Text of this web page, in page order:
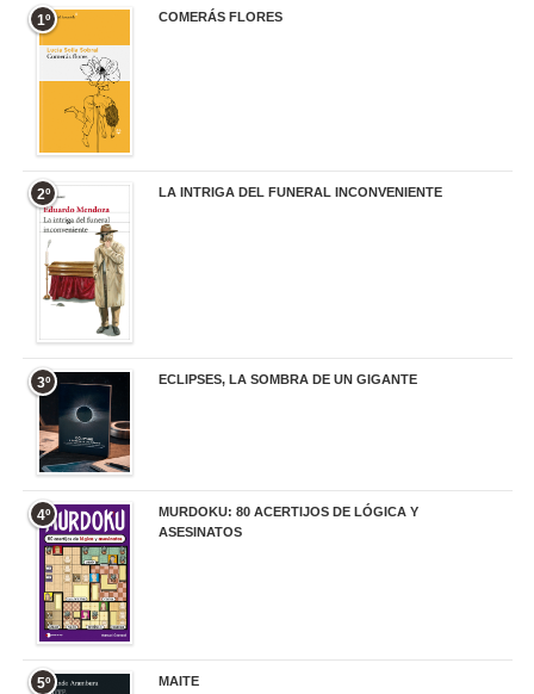
1º COMERÁS FLORES
2º LA INTRIGA DEL FUNERAL INCONVENIENTE
3º ECLIPSES, LA SOMBRA DE UN GIGANTE
4º
MURDOKU: 80 ACERTIJOS DE LÓGICA Y
ASESINATOS
5º MAITE